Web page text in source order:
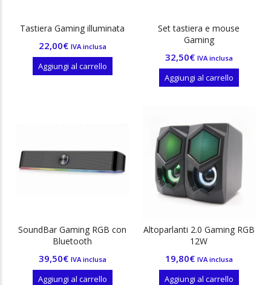
Tastiera Gaming illuminata
22,00€ IVA inclusa
Aggiungi al carrello
Set tastiera e mouse
Gaming
32,50€ IVA inclusa
Aggiungi al carrello
SoundBar Gaming RGB con
Bluetooth
39,50€ IVA inclusa
Aggiungi al carrello
Altoparlanti 2.0 Gaming RGB
12W
19,80€ IVA inclusa
Aggiungi al carrello